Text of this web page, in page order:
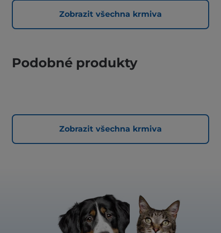
Zobrazit všechna krmiva
Podobné produkty
Zobrazit všechna krmiva